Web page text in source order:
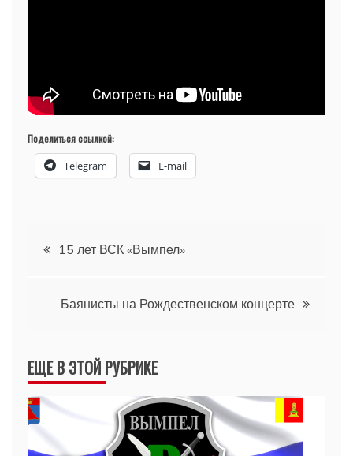
Поделиться ссылкой:
Telegram E-mail
Навигация
15 лет ВСК «Вымпел»
Баянисты на Рождественском концерте
ЕЩЕ В ЭТОЙ РУБРИКЕ